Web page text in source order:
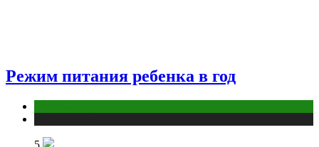
Режим питания ребенка в год
5